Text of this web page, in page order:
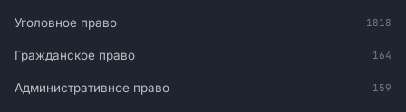
Уголовное право 1818
Гражданское право 164
Административное право 159